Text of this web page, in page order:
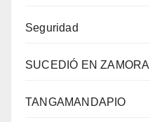
Seguridad
SUCEDIÓ EN ZAMORA
TANGAMANDAPIO